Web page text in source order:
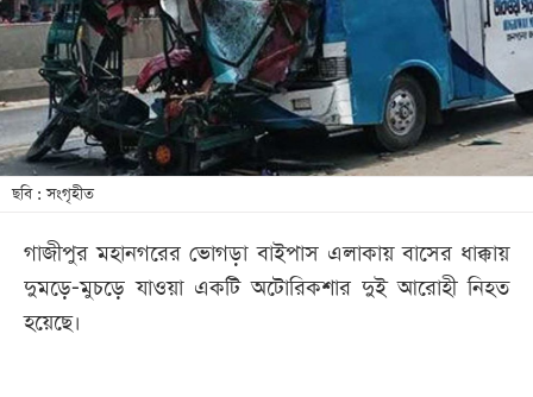
খেলা
বিনোদন
লাইফ
স্টাইল
শিক্ষা
বিভাগ
ছবি : সংগৃহীত
গাজীপুর মহানগরের ভোগড়া বাইপাস এলাকায় বাসের ধাক্কায়
দুমড়ে-মুচড়ে যাওয়া একটি অটোরিকশার দুই আরোহী নিহত
হয়েছে।